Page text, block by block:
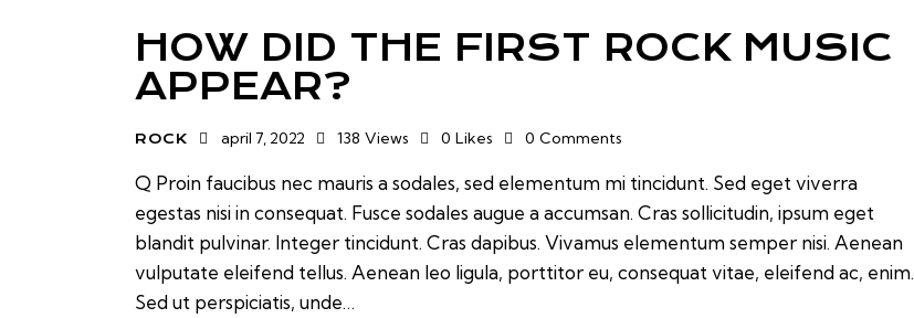
HOW DID THE FIRST ROCK MUSIC
APPEAR?
ROCK april 7, 2022 138 Views 0 Likes 0 Comments
Q Proin faucibus nec mauris a sodales, sed elementum mi tincidunt. Sed eget viverra
egestas nisi in consequat. Fusce sodales augue a accumsan. Cras sollicitudin, ipsum eget
blandit pulvinar. Integer tincidunt. Cras dapibus. Vivamus elementum semper nisi. Aenean
vulputate eleifend tellus. Aenean leo ligula, porttitor eu, consequat vitae, eleifend ac, enim.
Sed ut perspiciatis, unde…